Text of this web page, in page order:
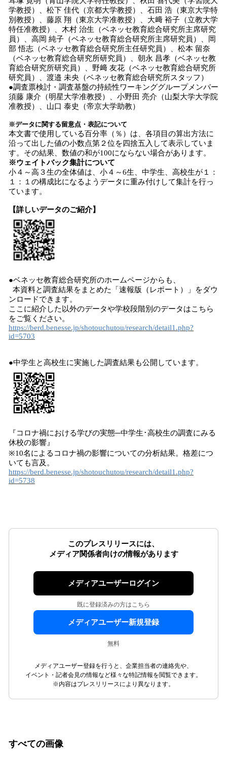
学教授）、松下 佳代（京都大学教授）、石田 浩（東京大学特
別教授）、藤原 翔（東京大学准教授）、大﨑 裕子（立教大学
特任准教授）、木村 治生（ベネッセ教育総合研究所主席研究
員）、高岡 純子（ベネッセ教育総合研究所主席研究員）、岡
部 悟志（ベネッセ教育総合研究所主任研究員）、松本 留奈
（ベネッセ教育総合研究所研究員）、朝永 昌孝（ベネッセ教
育総合研究所研究員）、野﨑 友花（ベネッセ教育総合研究所
研究員）、渡邉 未央（ベネッセ教育総合研究所スタッフ）
●調査票検討・調査基盤の持続性ワーキンググループメンバー
須藤 康介（明星大学准教授）、小野田 亮介（山梨大学大学院
准教授）、山口 泰史（帝京大学助教）
※データに関する留意点・表記について
本文書で使用している百分率（％）は、各項目の算出方法に
沿って出した値の小数点第２位を四捨五入して表示していま
す。その結果、数値の和が100にならない場合があります。
※ウェイトバック集計について
小４～高３生の全体値は、小４～6生、中学生、高校生が１：
１：１の構成比になるようデータに重み付けして集計を行っ
ています。
【詳しいデータのご紹介】
●ベネッセ教育総合研究所のホームページからも、
本資料と調査結果をまとめた「速報版（レポート）」をダウ
ンロードできます。
ここに紹介した以外のデータや学校段階別のデータはこちら
をご覧ください。
https://berd.benesse.jp/shotouchutou/research/detail1.php?
id=5703
●中学生と高校生に実施した調査結果も公開しています。
『コロナ禍における学びの実態─中学生･高校生の調査にみる
休校の影響』
※10名によるコロナ禍の影響についての分析結果。格差につ
いても言及。
https://berd.benesse.jp/shotouchutou/research/detail1.php?
id=5738
このプレスリリースには、
メディア関係者向けの情報があります
メディアユーザーログイン
既に登録済みの方はこちら
メディアユーザー新規登録
無料
メディアユーザー登録を行うと、企業担当者の連絡先や、
イベント・記者会見の情報など様々な特記情報を閲覧できます。
※内容はプレスリリースにより異なります。
すべての画像